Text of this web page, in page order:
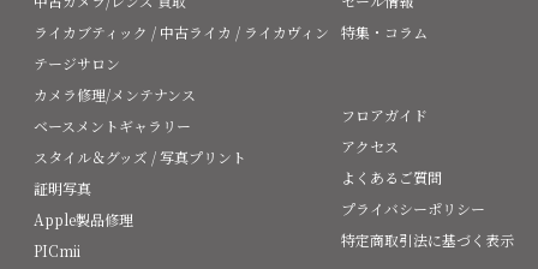
ライカブティック / 中古ライカ / ライカヴィン
テージサロン
カメラ修理/メンテナンス
ベースメントギャラリー
スタイル＆グッズ / 写真プリント
証明写真
Apple製品修理
PICmii
特集・コラム
フロアガイド
アクセス
よくあるご質問
プライバシーポリシー
特定商取引法に基づく表示